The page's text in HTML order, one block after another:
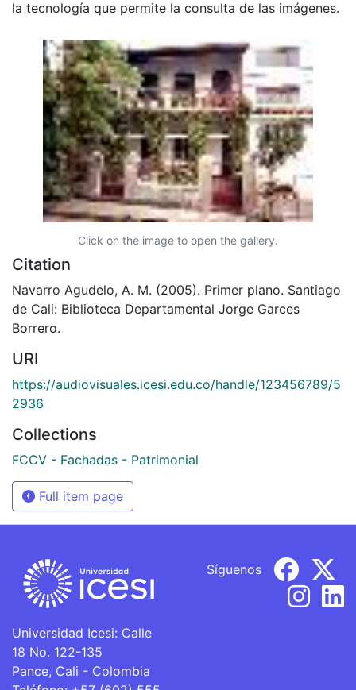
la tecnología que permite la consulta de las imágenes.
Click on the image to open the gallery.
Citation
Navarro Agudelo, A. M. (2005). Primer plano. Santiago
de Cali: Biblioteca Departamental Jorge Garces
Borrero.
URI
https://audiovisuales.icesi.edu.co/handle/123456789/5
2936
Collections
FCCV - Fachadas - Patrimonial
Full item page
Universidad Icesi: Calle
18 No. 122-135
Pance, Cali - Colombia
Síguenos